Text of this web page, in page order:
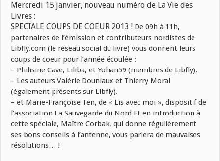
Mercredi 15 janvier, nouveau numéro de La Vie des
Livres :
SPECIALE COUPS DE COEUR 2013 ! De 09h à 11h,
partenaires de l’émission et contributeurs nordistes de
Libfly.com (le réseau social du livre) vous donnent leurs
coups de coeur pour l’année écoulée :
– Philisine Cave, Liliba, et Yohan59 (membres de Libfly).
– Les auteurs Valérie Douniaux et Thierry Moral
(également présents sur Libfly).
– et Marie-Françoise Ten, de « Lis avec moi », dispositif de
l’association La Sauvegarde du Nord.Et en introduction à
cette spéciale, Maître Corbak, qui donne régulièrement
ses bons conseils à l’antenne, vous parlera de mauvaises
résolutions… !